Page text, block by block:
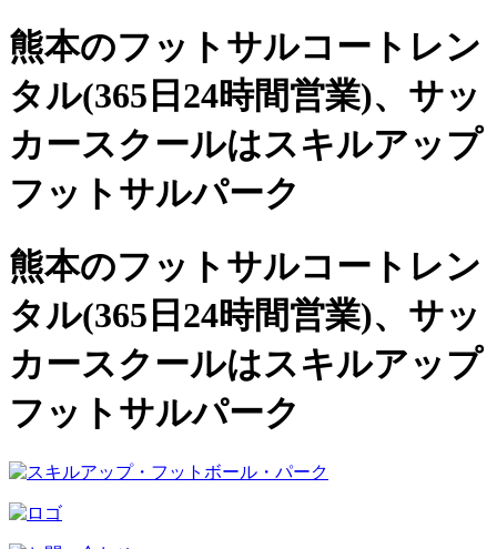
熊本のフットサルコートレン
タル(365日24時間営業)、 サッ
カースクールはスキルアップ
フットサルパーク
熊本のフットサルコートレン
タル(365日24時間営業)、サッ
カースクールはスキルアップ
フットサルパーク